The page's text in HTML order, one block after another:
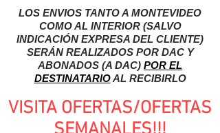
LOS ENVIOS TANTO A MONTEVIDEO
COMO AL INTERIOR (SALVO
INDICACIÓN EXPRESA DEL CLIENTE)
SERÁN REALIZADOS POR DAC Y
ABONADOS (A DAC) POR EL
DESTINATARIOAL RECIBIRLO
VISITA OFERTAS/OFERTAS